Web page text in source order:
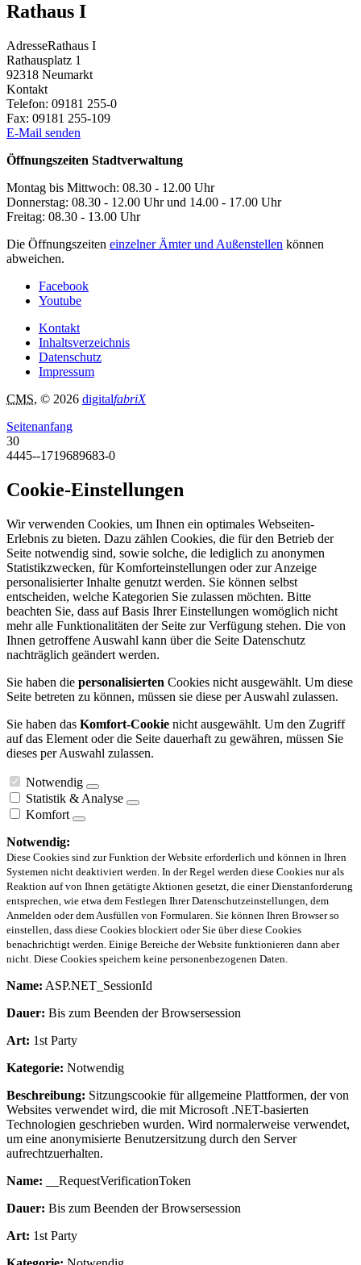
Rathaus I
AdresseRathaus I
Rathausplatz 1
92318 Neumarkt
Kontakt
Telefon: 09181 255-0
Fax: 09181 255-109
E-Mail senden
Öffnungszeiten Stadtverwaltung
Montag bis Mittwoch: 08.30 - 12.00 Uhr
Donnerstag: 08.30 - 12.00 Uhr und 14.00 - 17.00 Uhr
Freitag: 08.30 - 13.00 Uhr
Die Öffnungszeiten einzelner Ämter und Außenstellen können
abweichen.
Facebook
Youtube
Kontakt
Inhaltsverzeichnis
Datenschutz
Impressum
CMS, © 2026 digitalfabriX
Seitenanfang
30
4445--1719689683-0
Cookie-Einstellungen
Wir verwenden Cookies, um Ihnen ein optimales Webseiten-
Erlebnis zu bieten. Dazu zählen Cookies, die für den Betrieb der
Seite notwendig sind, sowie solche, die lediglich zu anonymen
Statistikzwecken, für Komforteinstellungen oder zur Anzeige
personalisierter Inhalte genutzt werden. Sie können selbst
entscheiden, welche Kategorien Sie zulassen möchten. Bitte
beachten Sie, dass auf Basis Ihrer Einstellungen womöglich nicht
mehr alle Funktionalitäten der Seite zur Verfügung stehen. Die von
Ihnen getroffene Auswahl kann über die Seite Datenschutz
nachträglich geändert werden.
Sie haben die personalisierten Cookies nicht ausgewählt. Um diese
Seite betreten zu können, müssen sie diese per Auswahl zulassen.
Sie haben das Komfort-Cookie nicht ausgewählt. Um den Zugriff
auf das Element oder die Seite dauerhaft zu gewähren, müssen Sie
dieses per Auswahl zulassen.
Notwendig
Statistik & Analyse
Komfort
Notwendig:
Diese Cookies sind zur Funktion der Website erforderlich und können in Ihren
Systemen nicht deaktiviert werden. In der Regel werden diese Cookies nur als
Reaktion auf von Ihnen getätigte Aktionen gesetzt, die einer Dienstanforderung
entsprechen, wie etwa dem Festlegen Ihrer Datenschutzeinstellungen, dem
Anmelden oder dem Ausfüllen von Formularen. Sie können Ihren Browser so
einstellen, dass diese Cookies blockiert oder Sie über diese Cookies
benachrichtigt werden. Einige Bereiche der Website funktionieren dann aber
nicht. Diese Cookies speichern keine personenbezogenen Daten.
Name: ASP.NET_SessionId
Dauer: Bis zum Beenden der Browsersession
Art: 1st Party
Kategorie: Notwendig
Beschreibung: Sitzungscookie für allgemeine Plattformen, der von
Websites verwendet wird, die mit Microsoft .NET-basierten
Technologien geschrieben wurden. Wird normalerweise verwendet,
um eine anonymisierte Benutzersitzung durch den Server
aufrechtzuerhalten.
Name: __RequestVerificationToken
Dauer: Bis zum Beenden der Browsersession
Art: 1st Party